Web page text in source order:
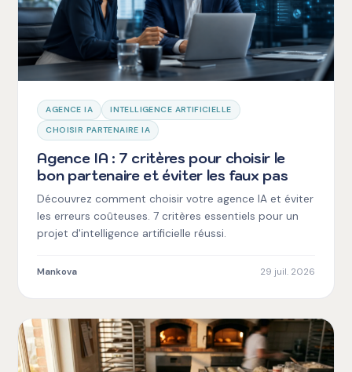
AGENCE IA
INTELLIGENCE ARTIFICIELLE
CHOISIR PARTENAIRE IA
Agence IA : 7 critères pour choisir le
bon partenaire et éviter les faux pas
Découvrez comment choisir votre agence IA et éviter
les erreurs coûteuses. 7 critères essentiels pour un
projet d'intelligence artificielle réussi.
Mankova 29 juil. 2026